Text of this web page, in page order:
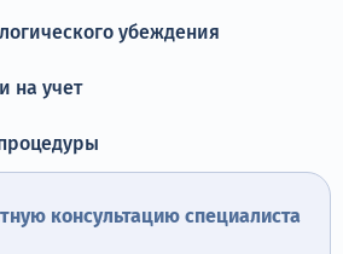
улица, 14
убеждения
на учет
консультацию специалиста